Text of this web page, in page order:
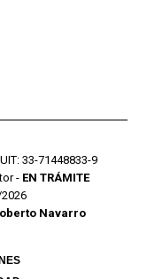
33-71448833-9
- EN TRÁMITE
Navarro